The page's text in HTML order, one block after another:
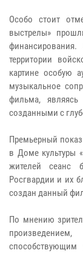
Особо стоит
выстрелы»
территории
картине особую
музыкальное
фильма,
созданными с
Премьерный
в Доме культуры
жителей сеанс
Росгвардии и их
создан данный
По мнению